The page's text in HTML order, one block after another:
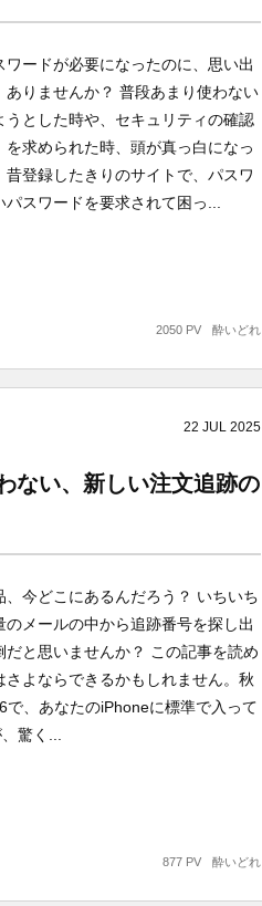
ワードが必要になったのに、思い出
りませんか？ 普段あまり使わない
とした時や、セキュリティの確認
求められた時、頭が真っ白になっ
登録したきりのサイトで、パスワ
スワードを要求されて困っ...
酔いどれ
2050 PV
22 JUL 2025
ない、新しい注文追跡の
、今どこにあるんだろう？ いちいち
メールの中から追跡番号を探し出
と思いませんか？ この記事を読め
さよならできるかもしれません。秋
で、あなたのiPhoneに標準で入って
驚く...
酔いどれ
877 PV